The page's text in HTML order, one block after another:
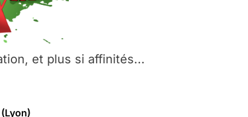
et plus si affinités...
Moretti & Pierre Lacôte
(Haute-Savoie)